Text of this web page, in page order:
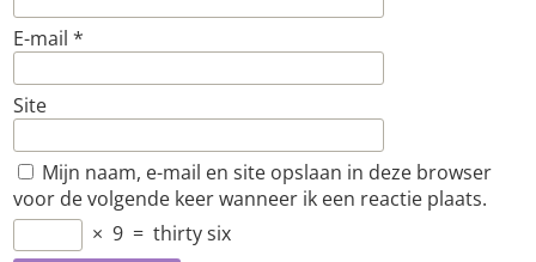
E-mail *
Site
Mijn naam, e-mail en site opslaan in deze browser
voor de volgende keer wanneer ik een reactie plaats.
× 9 = thirty six